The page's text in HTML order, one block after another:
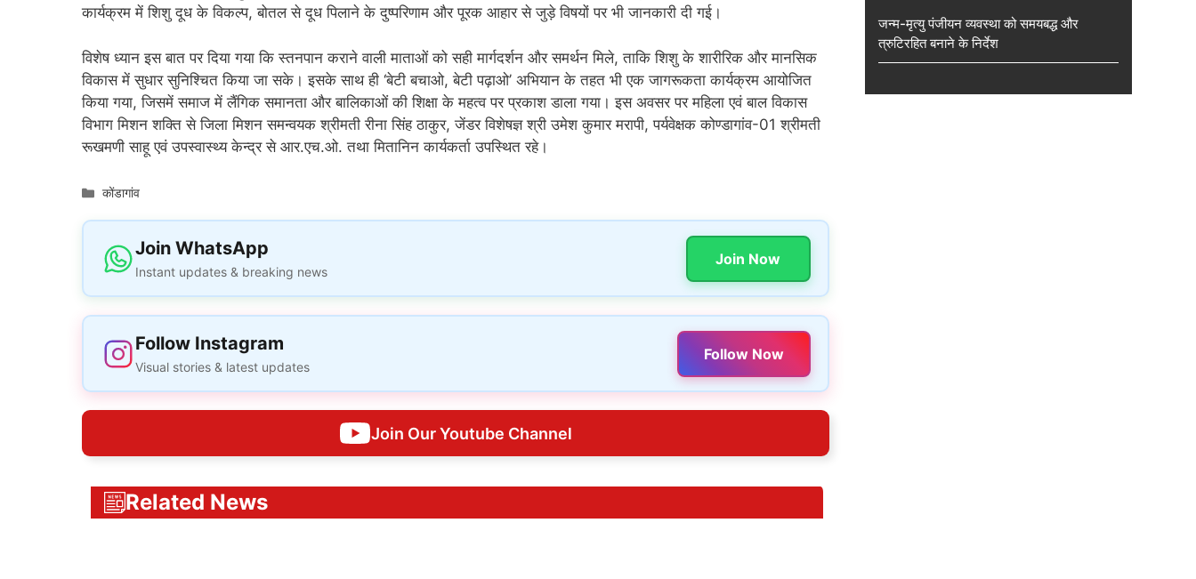
कार्यक्रम में शिशु दूध के विकल्प, बोतल से दूध पिलाने के दुष्परिणाम और पूरक आहार से जुड़े विषयों पर भी जानकारी दी गई।
विशेष ध्यान इस बात पर दिया गया कि स्तनपान कराने वाली माताओं को सही मार्गदर्शन और समर्थन मिले, ताकि शिशु के शारीरिक और मानसिक
विकास में सुधार सुनिश्चित किया जा सके। इसके साथ ही ‘बेटी बचाओ, बेटी पढ़ाओ’ अभियान के तहत भी एक जागरूकता कार्यक्रम आयोजित
किया गया, जिसमें समाज में लैंगिक समानता और बालिकाओं की शिक्षा के महत्व पर प्रकाश डाला गया। इस अवसर पर महिला एवं बाल विकास
विभाग मिशन शक्ति से जिला मिशन समन्वयक श्रीमती रीना सिंह ठाकुर, जेंडर विशेषज्ञ श्री उमेश कुमार मरापी, पर्यवेक्षक कोण्डागांव-01 श्रीमती
रूखमणी साहू एवं उपस्वास्थ्य केन्द्र से आर.एच.ओ. तथा मितानिन कार्यकर्ता उपस्थित रहे।
Categories
कोंडागांव
Join WhatsApp
Instant updates & breaking news
Join Now
Follow Instagram
Visual stories & latest updates
Follow Now
Join Our Youtube Channel
Related News
जन्म-मृत्यु पंजीयन व्यवस्था को समयबद्ध और
त्रुटिरहित बनाने के निर्देश